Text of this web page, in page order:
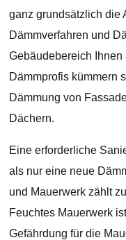
ganz grundsätzlich die
Dämmverfahren und
Gebäudebereich
Dämmprofis kümmern
Dämmung von
Dächern.
Eine erforderliche
als nur eine neue
und Mauerwerk zählt
Feuchtes Mauerwerk
Gefährdung für die